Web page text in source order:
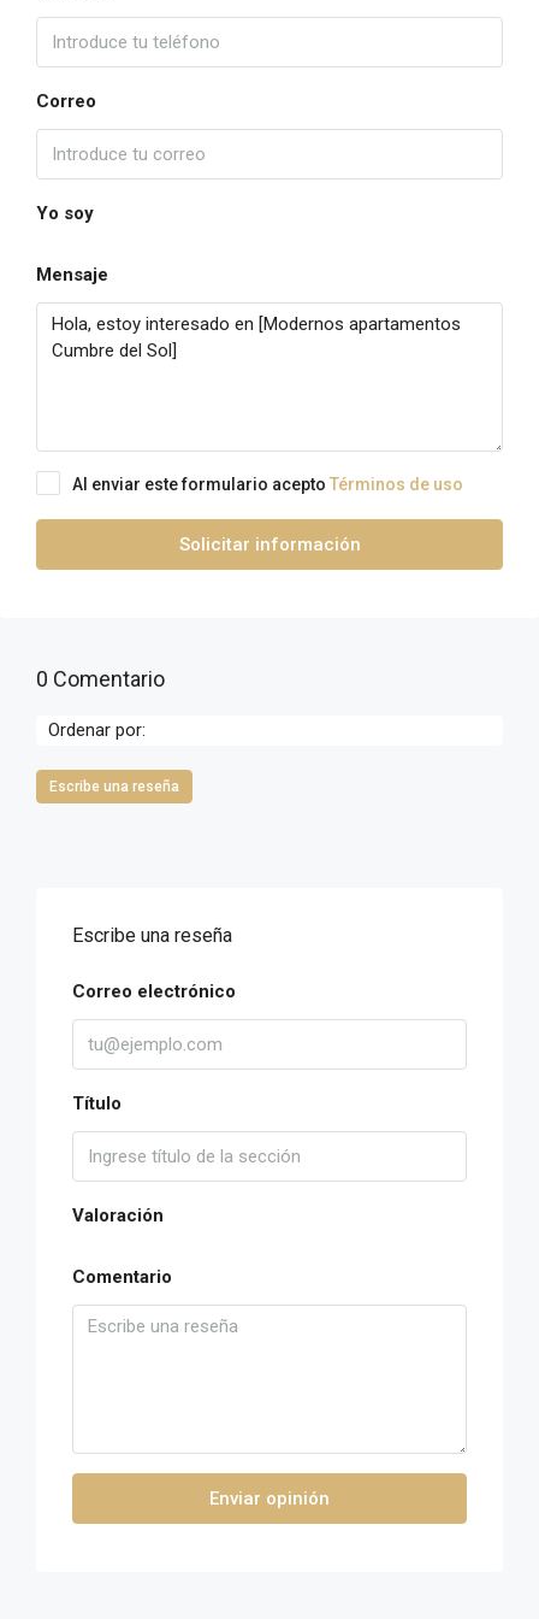
Correo
Yo soy
Mensaje
Al enviar este formulario acepto Términos de uso
Solicitar información
0 Comentario
Ordenar por:
Escribe una reseña
Escribe una reseña
Correo electrónico
Título
Valoración
Comentario
Enviar opinión